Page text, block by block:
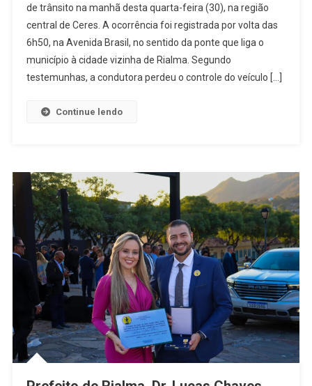
Em
Ceres
Nesta
Quarta-
Feira
Deixa
de trânsito na manhã desta quarta-feira (30), na região
central de Ceres. A ocorrência foi registrada por volta das
6h50, na Avenida Brasil, no sentido da ponte que liga o
município à cidade vizinha de Rialma. Segundo
testemunhas, a condutora perdeu o controle do veículo […]
Continue lendo